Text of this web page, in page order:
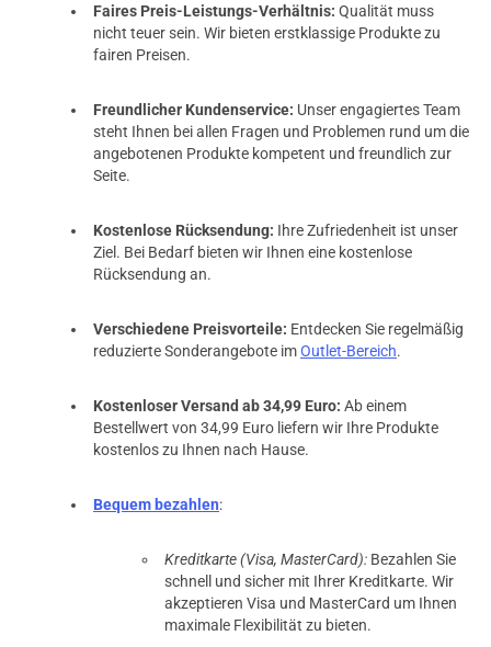
Faires Preis-Leistungs-Verhältnis: Qualität muss
nicht teuer sein. Wir bieten erstklassige Produkte zu
fairen Preisen.
Freundlicher Kundenservice: Unser engagiertes Team
steht Ihnen bei allen Fragen und Problemen rund um die
angebotenen Produkte kompetent und freundlich zur
Seite.
Kostenlose Rücksendung: Ihre Zufriedenheit ist unser
Ziel. Bei Bedarf bieten wir Ihnen eine kostenlose
Rücksendung an.
Verschiedene Preisvorteile: Entdecken Sie regelmäßig
reduzierte Sonderangebote imOutlet-Bereich.
Kostenloser Versand ab 34,99 Euro: Ab einem
Bestellwert von 34,99 Euro liefern wir Ihre Produkte
kostenlos zu Ihnen nach Hause.
Bequem bezahlen:
Kreditkarte (Visa, MasterCard): Bezahlen Sie
schnell und sicher mit Ihrer Kreditkarte. Wir
akzeptieren Visa und MasterCard um Ihnen
maximale Flexibilität zu bieten.